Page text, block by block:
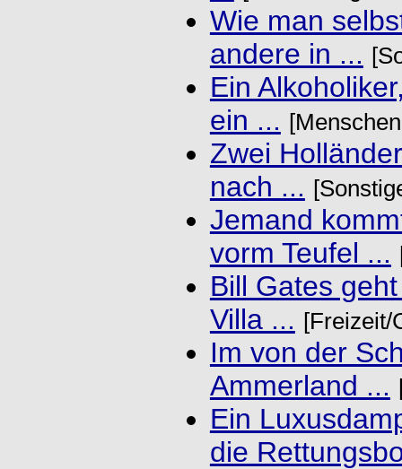
Wie man
andere in ...
Ein
ein ...
Zwei
nach ...
Jemand
vorm Teufel ...
Bill Gates
Villa ... [Freizeit/
Im von der
Ammerland ...
Ein
die